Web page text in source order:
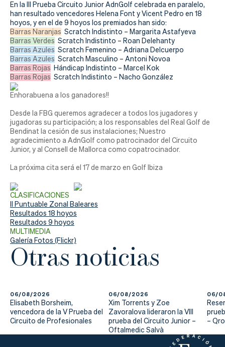
En la III Prueba Circuito Junior AdnGolf celebrada en paralelo,
han resultado vencedores Helena Font y Vicent Pedro en 18
hoyos, y en el de 9 hoyos los premiados han sido:
Barras Naranjas Scratch Indistinto – Margarita Astafyeva
Barras Verdes Scratch Indistinto – Roan Delehanty
Barras Azules Scratch Femenino – Adriana Delcuerpo
Barras Azules Scratch Masculino – Antoni Novoa
Barras Rojas Hándicap Indistinto – Marcel Kok
Barras Rojas Scratch Indistinto – Nacho González
Enhorabuena a los ganadores!!
Desde la FBG queremos agradecer a todos los jugadores y
jugadoras su participación; a los responsables del Real Golf de
Bendinat la cesión de sus instalaciones; Nuestro
agradecimiento a AdnGolf como patrocinador del Circuito
Junior, y al Consell de Mallorca como copatrocinador.
La próxima cita será el 17 de marzo en Golf Ibiza
CLASIFICACIONES
II Puntuable Zonal Baleares
Resultados 18 hoyos
Resultados 9 hoyos
MULTIMEDIA
Galería Fotos (Flickr)
Otras noticias
06/08/2026
Elisabeth Borsheim,
vencedora de la V Prueba del
Circuito de Profesionales
06/08/2026
Xim Torrents y Zoe
Zavoralova lideraron la VIII
prueba del Circuito Junior –
Oftalmedic Salvà
06/
–